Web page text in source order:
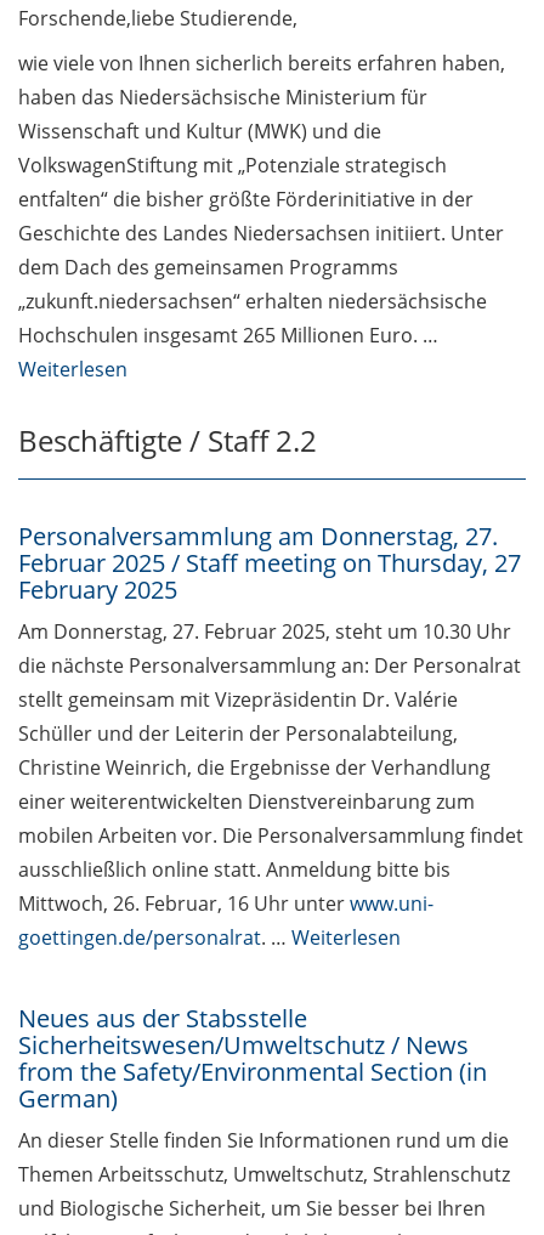
Allgemein / General 2.2
Chipkartenstelle im ZHG
schließt als Beratungsstandort
von studIT / Chip card office in
the central lecture hall to close
as studIT’s IT help desk
Enlight: Inklusion, Pitch Training
und Peer Reviews
CampusPost: Mikroskop Marke
Eigenbau (in German)
Studierende / Students 2.2
Termine und Ausschreibungen
Students
Forschende,liebe Studierende,
wie viele von Ihnen sicherlich bereits erfahren haben,
haben das Niedersächsische Ministerium für
Wissenschaft und Kultur (MWK) und die
VolkswagenStiftung mit „Potenziale strategisch
entfalten“ die bisher größte Förderinitiative in der
Geschichte des Landes Niedersachsen initiiert. Unter
dem Dach des gemeinsamen Programms
„zukunft.niedersachsen“ erhalten niedersächsische
Hochschulen insgesamt 265 Millionen Euro. …
Weiterlesen
Beschäftigte / Staff 2.2
Personalversammlung am Donnerstag, 27.
Februar 2025 / Staff meeting on Thursday, 27
February 2025
Am Donnerstag, 27. Februar 2025, steht um 10.30 Uhr
die nächste Personalversammlung an: Der Personalrat
stellt gemeinsam mit Vizepräsidentin Dr. Valérie
Schüller und der Leiterin der Personalabteilung,
Christine Weinrich, die Ergebnisse der Verhandlung
einer weiterentwickelten Dienstvereinbarung zum
mobilen Arbeiten vor. Die Personalversammlung findet
ausschließlich online statt. Anmeldung bitte bis
Mittwoch, 26. Februar, 16 Uhr unterwww.uni-
goettingen.de/personalrat. … Weiterlesen
Neues aus der Stabsstelle
Sicherheitswesen/Umweltschutz / News
from the Safety/Environmental Section (in
German)
An dieser Stelle finden Sie Informationen rund um die
Themen Arbeitsschutz, Umweltschutz, Strahlenschutz
und Biologische Sicherheit, um Sie besser bei Ihren